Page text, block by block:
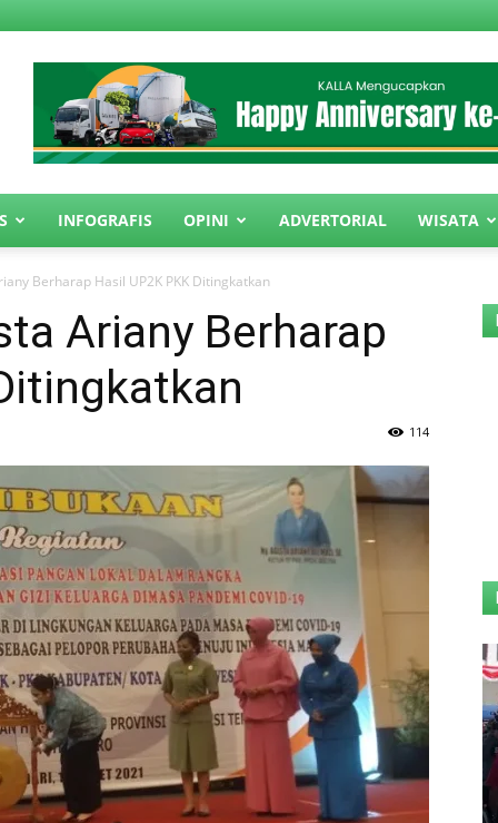
INFOGRAFIS OPINI ADVERTORIAL WISATA
Berharap Hasil UP2K PKK Ditingkatkan
Ariany Berharap
114